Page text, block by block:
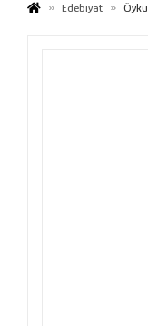
Edebiyat Öykü